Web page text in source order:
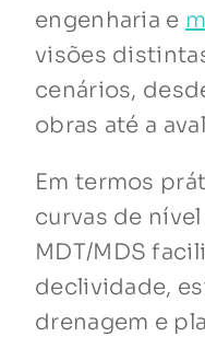
engenharia e
visões
cenários,
obras até a
Em termos
curvas de
MDT/MDS
declividade,
drenagem e